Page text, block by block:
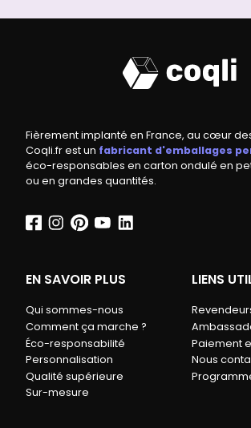
Fièrement implanté en France, au cœur
Coqli.fr est un fabricant d'emballages
éco-responsables en carton ondulé en
ou en grandes quantités.
EN SAVOIR PLUS
Qui sommes-nous
Comment ça marche ?
Éco-responsabilité
Personnalisation
Qualité supérieure
Sur-mesure
LIENS
Paiement
Nous